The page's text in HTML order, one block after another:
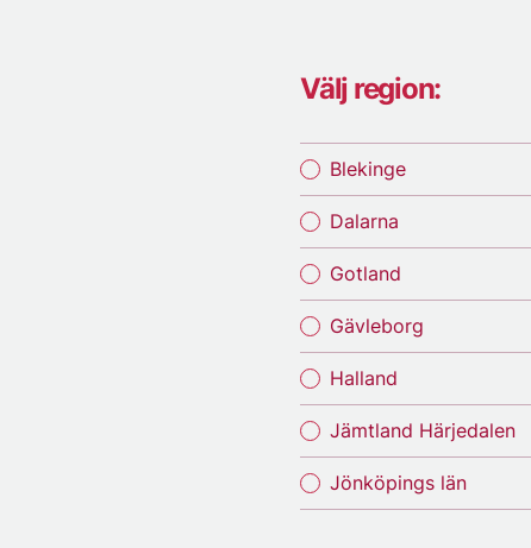
Välj region:
Blekinge
Dalarna
Gotland
Gävleborg
Halland
Jämtland Härjedalen
Jönköpings län